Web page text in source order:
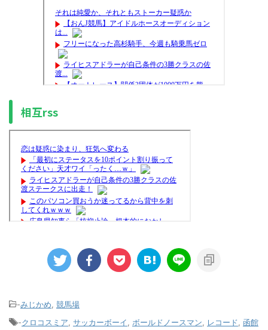
相互rss
-みじかめ 競馬場
-クロコスミア サッカーボーイ ボールドノースマン レコード 函館